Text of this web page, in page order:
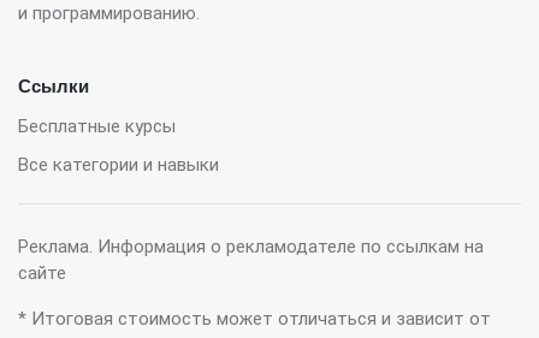
и программированию.
Ссылки
Бесплатные курсы
Все категории и навыки
Реклама. Информация о рекламодателе по ссылкам на
сайте
* Итоговая стоимость может отличаться и зависит от